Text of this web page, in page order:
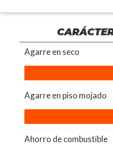
Agarre en seco
Agarre en piso mojado
Ahorro de combustible